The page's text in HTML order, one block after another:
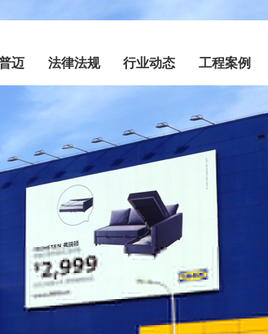
迈 法律法规 行业动态 工程案例